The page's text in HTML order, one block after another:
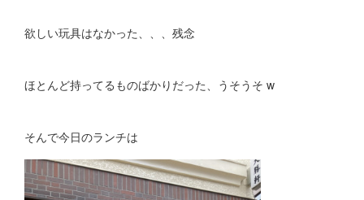
欲しい玩具はなかった、、、残念
ほとんど持ってるものばかりだった、うそうそ w
そんで今日のランチは